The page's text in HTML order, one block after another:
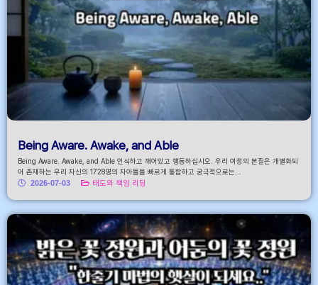
Being Aware. Awake, and Able
Being Aware. Awake, and Able 인식하고 깨어있고 행동하십시오. 우리 여정의 본질은 개별화되
어 존재하는 우리 자신의 1728명의 자아들을 빠르게 통합하고 궁극적으로는...
2026-07-03
태도와 책임 리딩